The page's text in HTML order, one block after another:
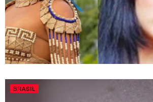
BRASIL